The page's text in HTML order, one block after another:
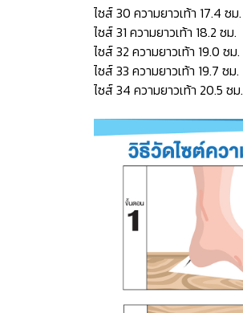
ไซส์ 30 ความยาวเท้า 17.4 ซม.
ไซส์ 31 ความยาวเท้า 18.2 ซม.
ไซส์ 32 ความยาวเท้า 19.0 ซม.
ไซส์ 33 ความยาวเท้า 19.7 ซม.
ไซส์ 34 ความยาวเท้า 20.5 ซม.